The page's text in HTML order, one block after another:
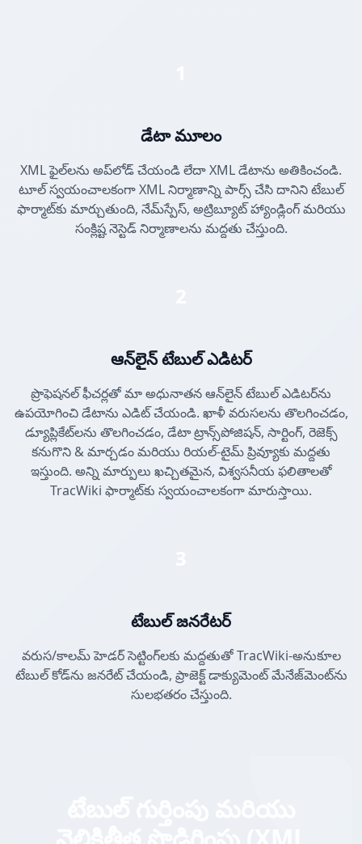
డేటా మూలం
XML ఫైల్‌లను అప్‌లోడ్ చేయండి లేదా XML డేటాను అతికించండి.
టూల్ స్వయంచాలకంగా XML నిర్మాణాన్ని పార్స్ చేసి దానిని టేబుల్
ఫార్మాట్‌కు మార్చుతుంది, నేమ్‌స్పేస్, అట్రిబ్యూట్ హ్యాండ్లింగ్ మరియు
సంక్లిష్ట నెస్టెడ్ నిర్మాణాలను మద్దతు చేస్తుంది.
ఆన్‌లైన్ టేబుల్ ఎడిటర్
ప్రొఫెషనల్ ఫీచర్లతో మా అధునాతన ఆన్‌లైన్ టేబుల్ ఎడిటర్‌ను
ఉపయోగించి డేటాను ఎడిట్ చేయండి. ఖాళీ వరుసలను తొలగించడం,
డ్యూప్లికేట్‌లను తొలగించడం, డేటా ట్రాన్స్‌పోజిషన్, సార్టింగ్, రెజెక్స్
కనుగొని & మార్చడం మరియు రియల్-టైమ్ ప్రివ్యూకు మద్దతు
ఇస్తుంది. అన్ని మార్పులు ఖచ్చితమైన, విశ్వసనీయ ఫలితాలతో
TracWiki ఫార్మాట్‌కు స్వయంచాలకంగా మారుస్తాయి.
టేబుల్ జనరేటర్
వరుస/కాలమ్ హెడర్ సెట్టింగ్‌లకు మద్దతుతో TracWiki-అనుకూల
టేబుల్ కోడ్‌ను జనరేట్ చేయండి, ప్రాజెక్ట్ డాక్యుమెంట్ మేనేజ్‌మెంట్‌ను
సులభతరం చేస్తుంది.